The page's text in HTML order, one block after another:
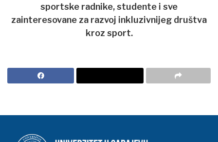
sportske radnike, studente i sve
zainteresovane za razvoj inkluzivnijeg društva
kroz sport.